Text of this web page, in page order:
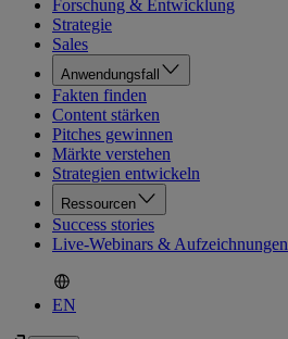
Forschung & Entwicklung
Strategie
Sales
Anwendungsfall
Fakten finden
Content stärken
Pitches gewinnen
Märkte verstehen
Strategien entwickeln
Ressourcen
Success stories
Live-Webinars & Aufzeichnungen
EN